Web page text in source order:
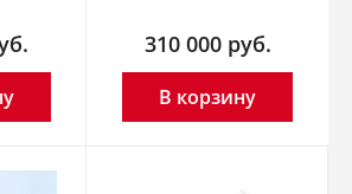
310 000 руб.
В корзину